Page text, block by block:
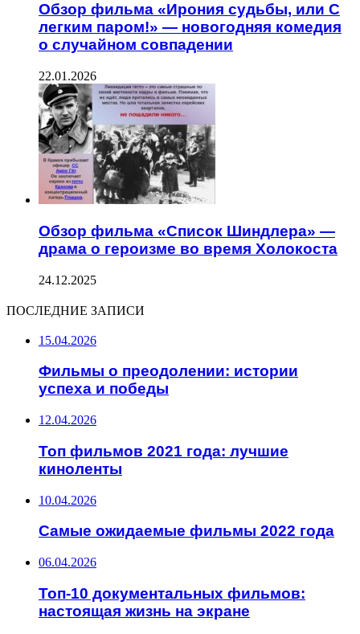
Обзор фильма «Ирония судьбы, или С
легким паром!» — новогодняя комедия
о случайном совпадении
22.01.2026
Обзор фильма «Список Шиндлера» —
драма о героизме во время Холокоста
24.12.2025
ПОСЛЕДНИЕ ЗАПИСИ
15.04.2026
Фильмы о преодолении: истории
успеха и победы
12.04.2026
Топ фильмов 2021 года: лучшие
киноленты
10.04.2026
Самые ожидаемые фильмы 2022 года
06.04.2026
Топ-10 документальных фильмов:
настоящая жизнь на экране